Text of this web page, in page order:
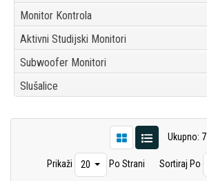
Monitor Kontrola
Aktivni Studijski Monitori
Subwoofer Monitori
Slušalice
Ukupno: 7
Prikaži 20 Po Strani Sortiraj Po